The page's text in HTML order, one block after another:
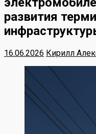
развития
16.06.2026 Кирилл